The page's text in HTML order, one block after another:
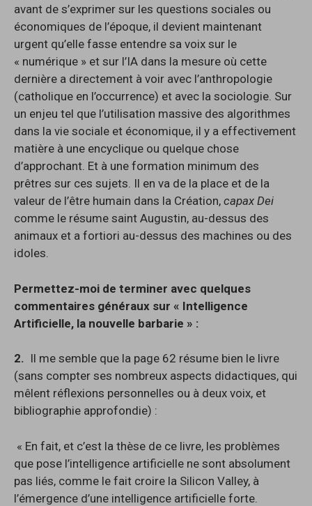
avant de s’exprimer sur les questions sociales ou
économiques de l’époque, il devient maintenant
urgent qu’elle fasse entendre sa voix sur le
« numérique » et sur l’IA dans la mesure où cette
dernière a directement à voir avec l’anthropologie
(catholique en l’occurrence) et avec la sociologie. Sur
un enjeu tel que l’utilisation massive des algorithmes
dans la vie sociale et économique, il y a effectivement
matière à une encyclique ou quelque chose
d’approchant. Et à une formation minimum des
prêtres sur ces sujets. Il en va de la place et de la
valeur de l’être humain dans la Création, capax Dei
comme le résume saint Augustin, au-dessus des
animaux et a fortiori au-dessus des machines ou des
idoles.
Permettez-moi de terminer avec quelques
commentaires généraux sur « Intelligence
Artificielle, la nouvelle barbarie » :
2. Il me semble que la page 62 résume bien le livre
(sans compter ses nombreux aspects didactiques, qui
mêlent réflexions personnelles ou à deux voix, et
bibliographie approfondie) :
« En fait, et c’est la thèse de ce livre, les problèmes
que pose l’intelligence artificielle ne sont absolument
pas liés, comme le fait croire la Silicon Valley, à
l’émergence d’une intelligence artificielle forte.